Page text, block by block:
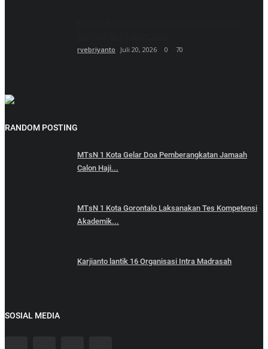
rvebriyanto Juli 20, 2026 0 70
RANDOM POSTING
MTsN 1 Kota Gelar Doa Pemberangkatan Jamaah
Calon Haji...
MTsN 1 Kota Gorontalo Laksanakan Tes Kompetensi
Akademik...
Karjianto lantik 16 Organisasi Intra Madrasah
SOSIAL MEDIA